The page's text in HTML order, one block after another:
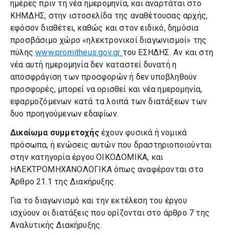
ημέρες πριν τη νέα ημερομηνία, και αναρτάται στο
ΚΗΜΔΗΣ, στην ιστοσελίδα της αναθέτουσας αρχής,
εφόσον διαθέτει, καθώς και στον ειδικό, δημόσια
προσβάσιμο χώρο «ηλεκτρονικοί διαγωνισμοί» της
πύληςwww.promitheus.gov.gr του ΕΣΗΔΗΣ. Αν και στη
νέα αυτή ημερομηνία δεν καταστεί δυνατή η
αποσφράγιση των προσφορών ή δεν υποβληθούν
προσφορές, μπορεί να ορισθεί και νέα ημερομηνία,
εφαρμοζόμενων κατά τα λοιπά των διατάξεων των
δυο προηγούμενων εδαφίων.
Δικαίωμα συμμετοχήςέχουν φυσικά ή νομικά
πρόσωπα, ή ενώσεις αυτών που δραστηριοποιούνται
στην κατηγορία έργου ΟΙΚΟΔΟΜΙΚΑ, και
ΗΛΕΚΤΡΟΜΗΧΑΝΟΛΟΓΙΚΑ όπως αναφέρονται στο
Άρθρο 21.1 της Διακήρυξης.
Για το διαγωνισμό και την εκτέλεση του έργου
ισχύουν οι διατάξεις που ορίζονται στο άρθρο 7 της
Αναλυτικής Διακήρυξης.